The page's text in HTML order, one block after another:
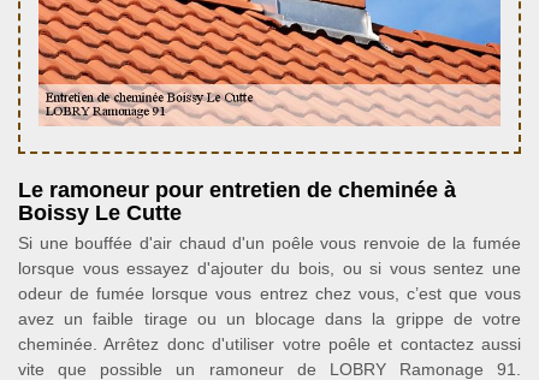
Le ramoneur pour entretien de cheminée à
Boissy Le Cutte
Si une bouffée d'air chaud d'un poêle vous renvoie de la fumée
lorsque vous essayez d'ajouter du bois, ou si vous sentez une
odeur de fumée lorsque vous entrez chez vous, c’est que vous
avez un faible tirage ou un blocage dans la grippe de votre
cheminée. Arrêtez donc d'utiliser votre poêle et contactez aussi
vite que possible un ramoneur de LOBRY Ramonage 91.